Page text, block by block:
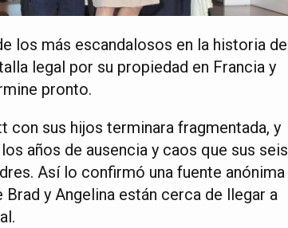
los más escandalosos en la historia de
legal por su propiedad en Francia y
pronto.
con sus hijos terminara fragmentada, y
años de ausencia y caos que sus seis
Así lo confirmó una fuente anónima
y Angelina están cerca de llegar a